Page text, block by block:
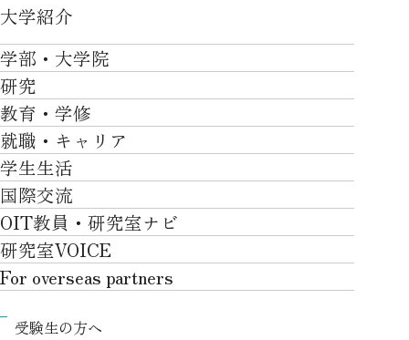
大学紹介
大学紹介TOP
OVER THE LIMIT
大学について
施設一覧
社会・地域・高大連携
川上村での取り組み
アクセス
ポリシー/コンプライアンス
卒業生VOICE
学部・大学院
学部・大学院TOP
工学部
ロボティクス＆デザイン工学部
情報科学部
知的財産学部
工学研究科
ロボティクス＆デザイン工学研究科
知的財産専門職大学院
研究
研究TOP
研究について
産官学連携
教育・学修
教育・学修TOP
卒業時質保証を担う独自の教育システム
自律学修
学習支援
リカレント教育プログラム
高大接続
教職課程
就職・キャリア
就職・キャリアTOP
就職サポート
キャリア形成
インターンシップ
学生生活
学生生活TOP
キャンパスライフ
課外活動
学費
奨学金
国際交流
国際交流TOP
グローバルな人材育成
国際交流プログラムについて
国際交流プログラムのサポート体制等
OIT教員・研究室ナビ
研究室VOICE
For overseas partners
受験生の方へ